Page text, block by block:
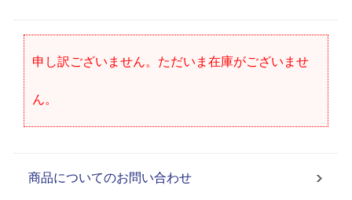
申し訳ございません。ただいま在庫がございませ
ん。
商品についてのお問い合わせ